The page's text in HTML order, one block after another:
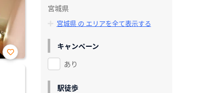
お気
宮城県
宮城県 の エリアを全て表示する
キャンペーン
あり
駅徒歩